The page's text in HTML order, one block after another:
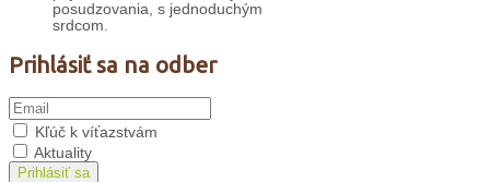
posudzovania, s jednoduchým
srdcom.
Prihlásiť sa na odber
Kľúč k víťazstvám
Aktuality
Prihlásiť sa